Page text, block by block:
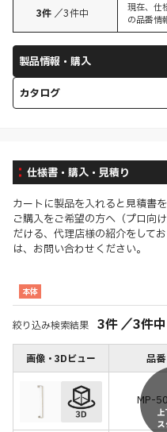
3件 ／3件中
現在、仕
の品番情
製品情報・購入
カタログ
仕様書・購入・見積り
カートに製品を入れると見積書を
ご購入をご希望の方へ（プロ向
だける、代理店様の紹介をして
は、お問い合わせください。
本体
絞り込み検索結果 3件／3件中
画像・3Dビュー 品番
MP-